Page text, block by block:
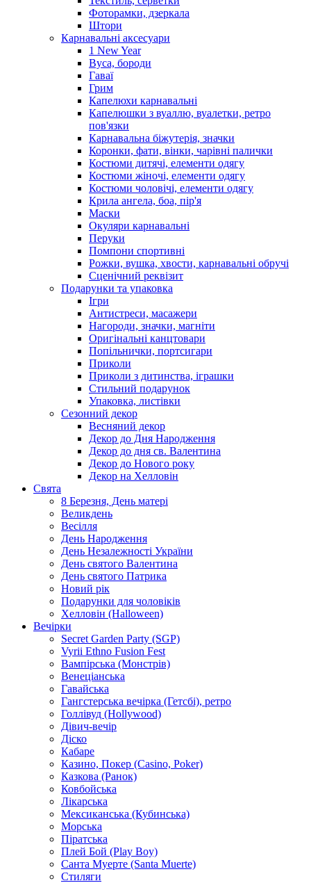
Фоторамки, дзеркала
Штори
Карнавальні аксесуари
1 New Year
Вуса, бороди
Гаваї
Грим
Капелюхи карнавальні
Капелюшки з вуаллю, вуалетки, ретро
пов'язки
Карнавальна біжутерія, значки
Коронки, фати, вінки, чарівні палички
Костюми дитячі, елементи одягу
Костюми жіночі, елементи одягу
Костюми чоловічі, елементи одягу
Крила ангела, боа, пір'я
Маски
Окуляри карнавальні
Перуки
Помпони спортивні
Рожки, вушка, хвости, карнавальні обручі
Сценічний реквізит
Подарунки та упаковка
Ігри
Антистреси, масажери
Нагороди, значки, магніти
Оригінальні канцтовари
Попільнички, портсигари
Приколи
Приколи з дитинства, іграшки
Стильний подарунок
Упаковка, листівки
Сезонний декор
Весняний декор
Декор до Дня Народження
Декор до дня св. Валентина
Декор до Нового року
Декор на Хелловін
Свята
8 Березня, День матері
Великдень
Весілля
День Народження
День Незалежності України
День святого Валентина
День святого Патрика
Новий рік
Подарунки для чоловіків
Хелловін (Halloween)
Вечірки
Secret Garden Party (SGP)
Vyrii Ethno Fusion Fest
Вампірська (Монстрів)
Венеціанська
Гавайська
Гангстерська вечірка (Гетсбі), ретро
Голлівуд (Hollywood)
Дівич-вечір
Діско
Кабаре
Казино, Покер (Casino, Poker)
Казкова (Ранок)
Ковбойська
Лікарська
Мексиканська (Кубинська)
Морська
Піратська
Плей Бой (Play Boy)
Санта Муерте (Santa Muerte)
Стиляги